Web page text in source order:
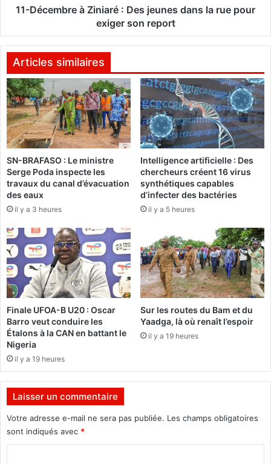
o
z
o
n
T
h
é
â
t
r
e
C
n
é
m
a
»
p
o
u
r
l
d
f
e
à
Z
n
i
a
r
é
:
D
e
s
j
e
n
e
s
d
a
n
s
l
a
u
p
o
u
r
11-Décembre à Ziniaré : Des jeunes dans la rue pour
exiger son report
Articles similaires
SN-BRAFASO : Le ministre
Serge Poda inspecte les
travaux du canal d’évacuation
des eaux
il y a 3 heures
Intelligence artificielle : Des
chercheurs créent 16 virus
synthétiques capables
d’infecter des bactéries
il y a 5 heures
Finale UFOA-B U20 : Oscar
Barro veut conduire les
Étalons à la CAN en battant le
Nigeria
il y a 19 heures
Sur les routes du Bam et du
Yaadga, là où renaît l’espoir
il y a 19 heures
Laisser un commentaire
Votre adresse e-mail ne sera pas publiée. Les champs obligatoires
sont indiqués avec *